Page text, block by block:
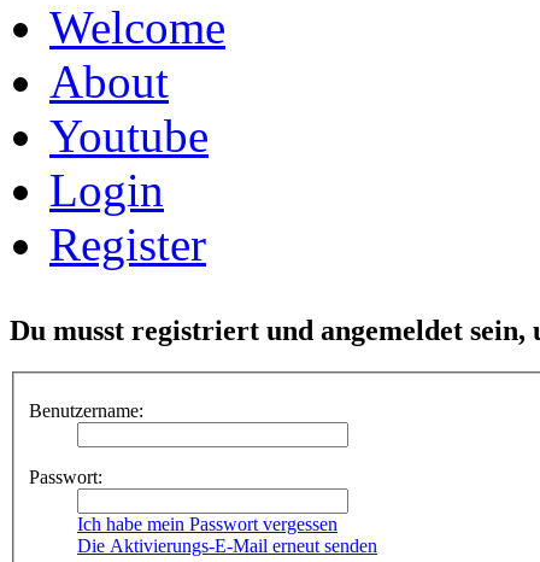
Welcome
About
Youtube
Login
Register
Du musst registriert und angemeldet
Benutzername:
Passwort:
Ich habe mein Passwort vergessen
Die Aktivierungs-E-Mail erneut senden